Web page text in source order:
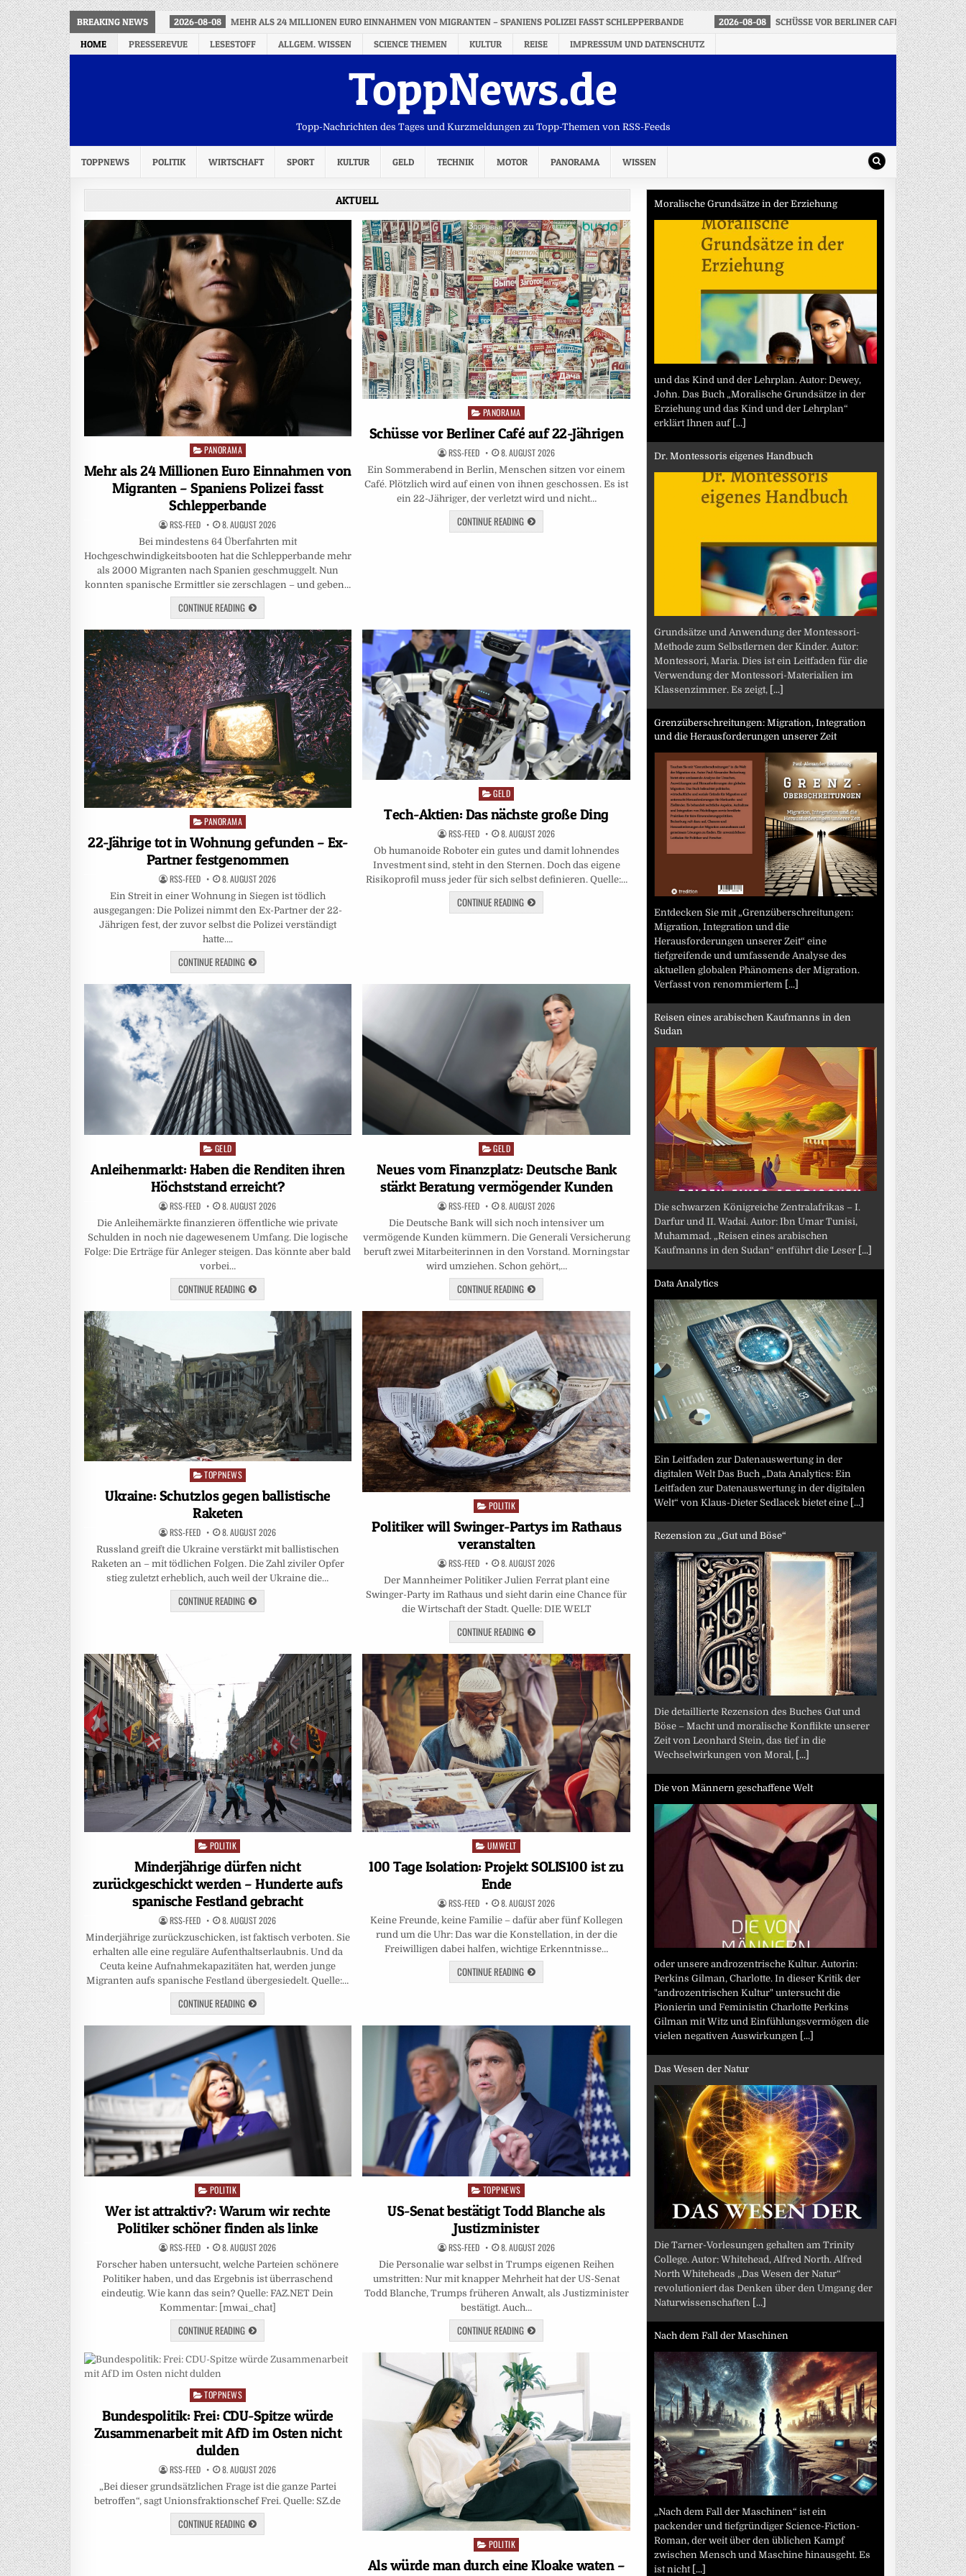
BREAKING NEWS 2026-08-08 MEHR ALS 24 MILLIONEN EURO EINNAHMEN VON MIGRANTEN – SPANIENS POLIZEI FASST SCHLEPPERBANDE 2026-08-08
SCHÜSSE VOR BERLINER CAFÉ AUF 22-
HOME
PRESSEREVUE LESESTOFF ALLGEM. WISSEN SCIENCE THEMEN KULTUR REISE IMPRESSUM UND DATENSCHUTZ
ToppNews.de
Topp-Nachrichten des Tages und Kurzmeldungen zu Topp-Themen von RSS-Feeds
TOPPNEWS POLITIK WIRTSCHAFT SPORT KULTUR GELD TECHNIK MOTOR PANORAMA WISSEN
AKTUELL
Posted
PANORAMA
Mehr als 24 Millionen Euro Einnahmen von
Migranten – Spaniens Polizei fasst
Schlepperbande
RSS-FEED 8. AUGUST 2026
Bei mindestens 64 Überfahrten mit
Hochgeschwindigkeitsbooten hat die Schlepperbande mehr
als 2000 Migranten nach Spanien geschmuggelt. Nun
konnten spanische Ermittler sie zerschlagen – und geben…
CONTINUE READING
Posted
in
PANORAMA
Schüsse vor Berliner Café auf 22-Jährigen
RSS-FEED 8. AUGUST 2026
Ein Sommerabend in Berlin, Menschen sitzen vor einem
Café. Plötzlich wird auf einen von ihnen geschossen. Es ist
ein 22-Jähriger, der verletzt wird und nicht…
CONTINUE READING
Posted
in
PANORAMA
22-Jährige tot in Wohnung gefunden – Ex-
Partner festgenommen
RSS-FEED 8. AUGUST 2026
Ein Streit in einer Wohnung in Siegen ist tödlich
ausgegangen: Die Polizei nimmt den Ex-Partner der 22-
Jährigen fest, der zuvor selbst die Polizei verständigt
hatte….
CONTINUE READING
Posted
GELD
Tech-Aktien: Das nächste große Ding
RSS-FEED 8. AUGUST 2026
Ob humanoide Roboter ein gutes und damit lohnendes
Investment sind, steht in den Sternen. Doch das eigene
Risikoprofil muss jeder für sich selbst definieren. Quelle:…
CONTINUE READING
Posted
in
GELD
Anleihenmarkt: Haben die Renditen ihren
Höchststand erreicht?
RSS-FEED 8. AUGUST 2026
Die Anleihemärkte finanzieren öffentliche wie private
Schulden in noch nie da­gewesenem Umfang. Die logische
Folge: Die Erträge für Anleger steigen. Das könnte aber bald
vorbei…
CONTINUE READING
Posted
GELD
Neues vom Finanzplatz: Deutsche Bank
stärkt Beratung vermögender Kunden
RSS-FEED 8. AUGUST 2026
Die Deutsche Bank will sich noch intensiver um
vermögende Kunden kümmern. Die Generali Versicherung
beruft zwei Mitarbeiterinnen in den Vorstand. Morningstar
wird umziehen. Schon gehört,…
CONTINUE READING
Posted
in
TOPPNEWS
Ukraine: Schutzlos gegen ballistische
Raketen
RSS-FEED 8. AUGUST 2026
Russland greift die Ukraine verstärkt mit ballistischen
Raketen an – mit tödlichen Folgen. Die Zahl ziviler Opfer
stieg zuletzt erheblich, auch weil der Ukraine die…
CONTINUE READING
Posted
in
POLITIK
Politiker will Swinger-Partys im Rathaus
veranstalten
RSS-FEED 8. AUGUST 2026
Der Mannheimer Politiker Julien Ferrat plant eine
Swinger-Party im Rathaus und sieht darin eine Chance für
die Wirtschaft der Stadt. Quelle: DIE WELT
CONTINUE READING
Posted
in
POLITIK
Minderjährige dürfen nicht
zurückgeschickt werden – Hunderte aufs
spanische Festland gebracht
RSS-FEED 8. AUGUST 2026
Minderjährige zurückzuschicken, ist faktisch verboten. Sie
erhalten alle eine reguläre Aufenthaltserlaubnis. Und da
Ceuta keine Aufnahmekapazitäten hat, werden junge
Migranten aufs spanische Festland übergesiedelt. Quelle:…
CONTINUE READING
Posted
UMWELT
100 Tage Isolation: Projekt SOLIS100 ist zu
Ende
RSS-FEED 8. AUGUST 2026
Keine Freunde, keine Familie – dafür aber fünf Kollegen
rund um die Uhr: Das war die Konstellation, in der die
Freiwilligen dabei halfen, wichtige Erkenntnisse…
CONTINUE READING
Posted
in
POLITIK
Wer ist attraktiv?: Warum wir rechte
Politiker schöner finden als linke
RSS-FEED 8. AUGUST 2026
Forscher haben untersucht, welche Parteien schönere
Politiker haben, und das Ergebnis ist überraschend
eindeutig. Wie kann das sein? Quelle: FAZ.NET Dein
Kommentar: [mwai_chat]
CONTINUE READING
Posted
in
TOPPNEWS
US-Senat bestätigt Todd Blanche als
Justizminister
RSS-FEED 8. AUGUST 2026
Die Personalie war selbst in Trumps eigenen Reihen
umstritten: Nur mit knapper Mehrheit hat der US-Senat
Todd Blanche, Trumps früheren Anwalt, als Justizminister
bestätigt. Auch…
CONTINUE READING
Posted
in
TOPPNEWS
Bundespolitik: Frei: CDU-Spitze würde
Zusammenarbeit mit AfD im Osten nicht
dulden
RSS-FEED 8. AUGUST 2026
„Bei dieser grundsätzlichen Frage ist die ganze Partei
betroffen“, sagt Unionsfraktionschef Frei. Quelle: SZ.de
CONTINUE READING
Posted
POLITIK
Als würde man durch eine Kloake waten –
Moralische Grundsätze in der Erziehung
und das Kind und der Lehrplan. Autor: Dewey,
John. Das Buch „Moralische Grundsätze in der
Erziehung und das Kind und der Lehrplan“
erklärt Ihnen auf [...]
Dr. Montessoris eigenes Handbuch
Grundsätze und Anwendung der Montessori-
Methode zum Selbstlernen der Kinder. Autor:
Montessori, Maria. Dies ist ein Leitfaden für die
Verwendung der Montessori-Materialien im
Klassenzimmer. Es zeigt, [...]
Grenzüberschreitungen: Migration, Integration
und die Herausforderungen unserer Zeit
Entdecken Sie mit „Grenzüberschreitungen:
Migration, Integration und die
Herausforderungen unserer Zeit“ eine
tiefgreifende und umfassende Analyse des
aktuellen globalen Phänomens der Migration.
Verfasst von renommiertem [...]
Reisen eines arabischen Kaufmanns in den
Sudan
Die schwarzen Königreiche Zentralafrikas – I.
Darfur und II. Wadai. Autor: Ibn Umar Tunisi,
Muhammad. „Reisen eines arabischen
Kaufmanns in den Sudan“ entführt die Leser [...]
Data Analytics
Ein Leitfaden zur Datenauswertung in der
digitalen Welt Das Buch „Data Analytics: Ein
Leitfaden zur Datenauswertung in der digitalen
Welt“ von Klaus-Dieter Sedlacek bietet eine [...]
Rezension zu „Gut und Böse“
Die detaillierte Rezension des Buches Gut und
Böse – Macht und moralische Konflikte unserer
Zeit von Leonhard Stein, das tief in die
Wechselwirkungen von Moral, [...]
Die von Männern geschaffene Welt
oder unsere androzentrische Kultur. Autorin:
Perkins Gilman, Charlotte. In dieser Kritik der
"androzentrischen Kultur" untersucht die
Pionierin und Feministin Charlotte Perkins
Gilman mit Witz und Einfühlungsvermögen die
vielen negativen Auswirkungen [...]
Das Wesen der Natur
Die Tarner-Vorlesungen gehalten am Trinity
College. Autor: Whitehead, Alfred North. Alfred
North Whiteheads „Das Wesen der Natur“
revolutioniert das Denken über den Umgang der
Naturwissenschaften [...]
Nach dem Fall der Maschinen
„Nach dem Fall der Maschinen“ ist ein
packender und tiefgründiger Science-Fiction-
Roman, der weit über den üblichen Kampf
zwischen Mensch und Maschine hinausgeht. Es
ist nicht [...]